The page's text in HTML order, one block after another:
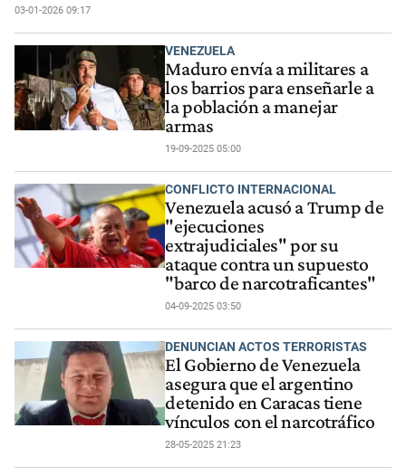
03-01-2026 09:17
VENEZUELA
Maduro envía a militares a
los barrios para enseñarle a
la población a manejar
armas
19-09-2025 05:00
CONFLICTO INTERNACIONAL
Venezuela acusó a Trump de
"ejecuciones
extrajudiciales" por su
ataque contra un supuesto
"barco de narcotraficantes"
04-09-2025 03:50
DENUNCIAN ACTOS TERRORISTAS
El Gobierno de Venezuela
asegura que el argentino
detenido en Caracas tiene
vínculos con el narcotráfico
28-05-2025 21:23